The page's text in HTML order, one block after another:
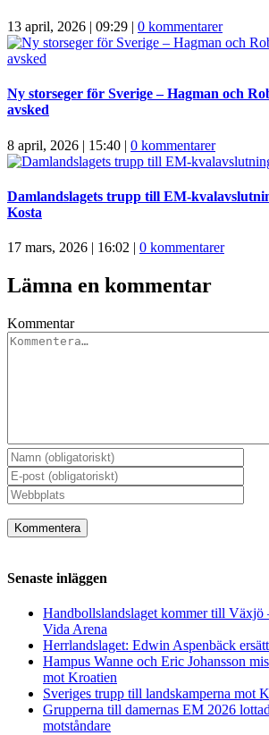
13 april, 2026 | 09:29 | 0 kommentarer
Ny storseger för Sverige – Hagman och
avsked
8 april, 2026 | 15:40 | 0 kommentarer
Damlandslagets trupp till EM-
Kosta
17 mars, 2026 | 16:02 | 0 kommentarer
Lämna en kommentar
Kommentar
Senaste inläggen
Handbollslandslaget kommer till
Vida Arena
Herrlandslaget: Edwin Aspenbäck
Hampus Wanne och Eric Johansson
mot Kroatien
Sveriges trupp till landskamperna mot
Grupperna till damernas EM 2026
motståndare